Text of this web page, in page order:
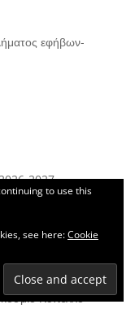
εφήβων-
2027
Κύπελλο
to use this
see here:Cookie